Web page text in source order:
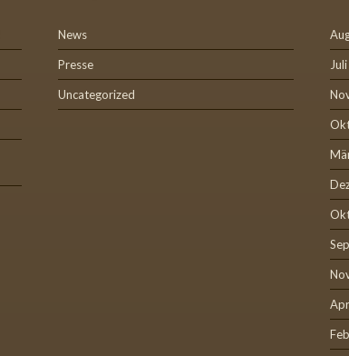
News
Presse
Uncategorized